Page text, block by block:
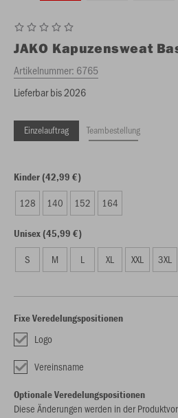
JAKO Kapuzensweat
Artikelnummer: 6765
Lieferbar bis 2026
Einzelauftrag Teambestellung
Kinder (42,99 €)
128 140 152 164
Unisex (45,99 €)
S M L XL XXL 3XL
Fixe Veredelungspositionen
Logo
Vereinsname
Optionale Veredelungspositionen
Diese Änderungen werden in der